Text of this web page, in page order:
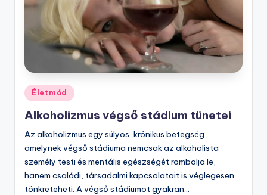
Posted
in
Életmód
Alkoholizmus végső stádium tünetei
Az alkoholizmus egy súlyos, krónikus betegség,
amelynek végső stádiuma nemcsak az alkoholista
személy testi és mentális egészségét rombolja le,
hanem családi, társadalmi kapcsolatait is véglegesen
tönkreteheti. A végső stádiumot gyakran…